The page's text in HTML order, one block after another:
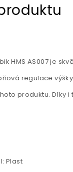
HMS AS007 je
regulace
produktu. Díky i
Plast